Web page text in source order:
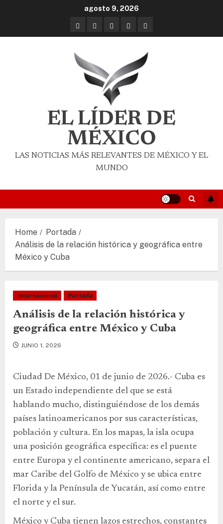
agosto 9, 2026
EL LÍDER DE
MÉXICO
LAS NOTICIAS MÁS RELEVANTES DE MÉXICO Y EL
MUNDO
Home
Portada
Análisis de la relación histórica y geográfica entre
México y Cuba
Internacional Portada
Análisis de la relación histórica y
geográfica entre México y Cuba
JUNIO 1, 2026
Ciudad De México, 01 de junio de 2026.- Cuba es
un Estado independiente del que se está
hablando mucho, distinguiéndose de los demás
países latinoamericanos por sus características,
población y cultura. En los mapas, la isla ocupa
una posición geográfica específica: es el puente
entre Europa y el continente americano, separa el
mar Caribe del Golfo de México y se ubica entre
Florida y la Península de Yucatán, así como entre
el norte y el sur.
México y Cuba tienen lazos estrechos, constantes